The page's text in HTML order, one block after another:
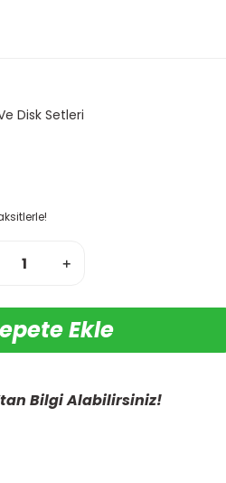
Disk Setleri
Ekle
Bilgi Alabilirsiniz!